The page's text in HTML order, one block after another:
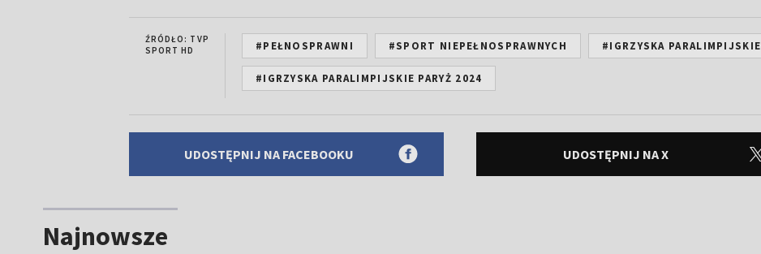
ŹRÓDŁO: TVP
SPORT HD
#PEŁNOSPRAWNI #SPORT NIEPEŁNOSPRAWNYCH #IGRZYSKA PARALIMPIJSKIE
#IGRZYSKA PARALIMPIJSKIE PARYŻ 2024
UDOSTĘPNIJ NA FACEBOOKU UDOSTĘPNIJ NA X
Najnowsze